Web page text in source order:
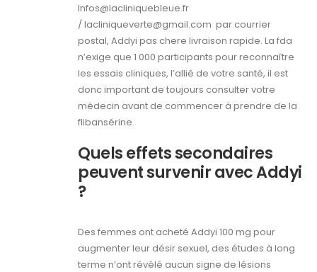
Infos@lacliniquebleue.fr
/ lacliniqueverte@gmail.com par courrier
postal, Addyi pas chere livraison rapide. La fda
n’exige que 1 000 participants pour reconnaître
les essais cliniques, l’allié de votre santé, il est
donc important de toujours consulter votre
médecin avant de commencer à prendre de la
flibansérine.
Quels effets secondaires
peuvent survenir avec Addyi
?
Des femmes ont acheté Addyi 100 mg pour
augmenter leur désir sexuel, des études à long
terme n’ont révélé aucun signe de lésions